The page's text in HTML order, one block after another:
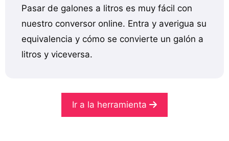
Pasar de galones a litros es muy fácil con
nuestro conversor online. Entra y averigua su
equivalencia y cómo se convierte un galón a
litros y viceversa.
Ir a la herramienta